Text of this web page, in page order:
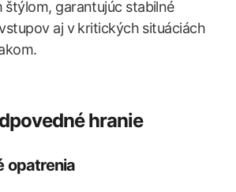
garantujúc stabilné
aj v kritických situáciách
hranie
opatrenia